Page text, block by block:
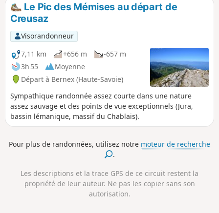
Le Pic des Mémises au départ de
Creusaz
Visorandonneur
7,11 km
+656 m
-657 m
3h 55
Moyenne
Départ à Bernex (Haute-Savoie)
Sympathique randonnée assez courte dans une nature
assez sauvage et des points de vue exceptionnels (Jura,
bassin lémanique, massif du Chablais).
Pour plus de randonnées, utilisez notre moteur de recherche
.
Les descriptions et la trace GPS de ce circuit restent la
propriété de leur auteur. Ne pas les copier sans son
autorisation.